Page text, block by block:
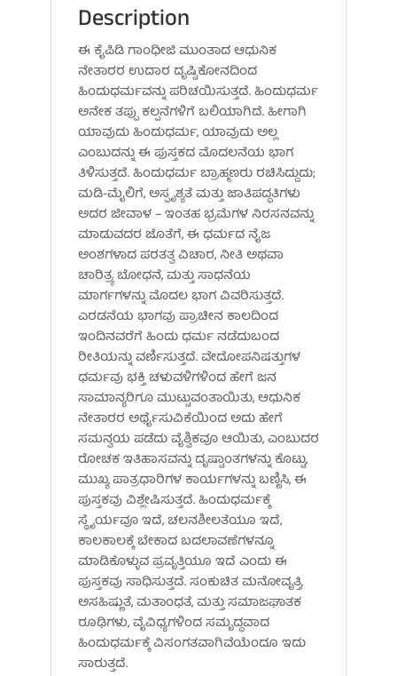
Description
ಈ ಕೈಪಿಡಿ ಗಾಂಧೀಜಿ ಮುಂತಾದ ಆಧುನಿಕ
ನೇತಾರರ ಉದಾರ ದೃಷ್ಟಿಕೋನದಿಂದ
ಹಿಂದುಧರ್ಮವನ್ನು ಪರಿಚಯಿಸುತ್ತದೆ. ಹಿಂದುಧರ್ಮ
ಅನೇಕ ತಪ್ಪು ಕಲ್ಪನೆಗಳಿಗೆ ಬಲಿಯಾಗಿದೆ. ಹೀಗಾಗಿ
ಯಾವುದು ಹಿಂದುಧರ್ಮ, ಯಾವುದು ಅಲ್ಲ
ಎಂಬುದನ್ನು ಈ ಪುಸ್ತಕದ ಮೊದಲನೆಯ ಭಾಗ
ತಿಳಿಸುತ್ತದೆ. ಹಿಂದುಧರ್ಮ ಬ್ರಾಹ್ಮಣರು ರಚಿಸಿದ್ದುದು;
ಮಡಿ-ಮೈಲಿಗೆ, ಅಸ್ಪೃಶ್ಯತೆ ಮತ್ತು ಜಾತಿಪದ್ಧತಿಗಳು
ಅದರ ಜೀವಾಳ – ಇಂತಹ ಭ್ರಮೆಗಳ ನಿರಸನವನ್ನು
ಮಾಡುವದರ ಜೊತೆಗೆ, ಈ ಧರ್ಮದ ನೈಜ
ಅಂಶಗಳಾದ ಪರತತ್ವ ವಿಚಾರ, ನೀತಿ ಅಥವಾ
ಚಾರಿತ್ರ್ಯ ಬೋಧನೆ, ಮತ್ತು ಸಾಧನೆಯ
ಮಾರ್ಗಗಳನ್ನು ಮೊದಲ ಭಾಗ ವಿವರಿಸುತ್ತದೆ.
ಎರಡನೆಯ ಭಾಗವು ಪ್ರಾಚೀನ ಕಾಲದಿಂದ
ಇಂದಿನವರೆಗೆ ಹಿಂದು ಧರ್ಮ ನಡೆದುಬಂದ
ರೀತಿಯನ್ನು ವರ್ಣಿಸುತ್ತದೆ. ವೇದೋಪನಿಷತ್ತುಗಳ
ಧರ್ಮವು ಭಕ್ತಿ ಚಳುವಳಿಗಳಿಂದ ಹೇಗೆ ಜನ
ಸಾಮಾನ್ಯರಿಗೂ ಮುಟ್ಟುವಂತಾಯಿತು, ಆಧುನಿಕ
ನೇತಾರರ ಅರ್ಥೈಸುವಿಕೆಯಿಂದ ಅದು ಹೇಗೆ
ಸಮನ್ವಯ ಪಡೆದು ವೈಶ್ವಿಕವೂ ಆಯಿತು, ಎಂಬುದರ
ರೋಚಕ ಇತಿಹಾಸವನ್ನು ದೃಷ್ಟಾಂತಗಳನ್ನು ಕೊಟ್ಟು,
ಮುಖ್ಯ ಪಾತ್ರಧಾರಿಗಳ ಕಾರ್ಯಗಳನ್ನು ಬಣ್ಣಿಸಿ, ಈ
ಪುಸ್ತಕವು ವಿಶ್ಲೇಷಿಸುತ್ತದೆ. ಹಿಂದುಧರ್ಮಕ್ಕೆ
ಸ್ಥೈರ್ಯವೂ ಇದೆ, ಚಲನಶೀಲತೆಯೂ ಇದೆ,
ಕಾಲಕಾಲಕ್ಕೆ ಬೇಕಾದ ಬದಲಾವಣೆಗಳನ್ನೂ
ಮಾಡಿಕೊಳ್ಳುವ ಪ್ರವೃತ್ತಿಯೂ ಇದೆ ಎಂದು ಈ
ಪುಸ್ತಕವು ಸಾಧಿಸುತ್ತದೆ. ಸಂಕುಚಿತ ಮನೋವೃತ್ತಿ,
ಅಸಹಿಷ್ಣುತೆ, ಮತಾಂಧತೆ, ಮತ್ತು ಸಮಾಜಘಾತಕ
ರೂಢಿಗಳು, ವೈವಿಧ್ಯಗಳಿಂದ ಸಮೃದ್ಧವಾದ
ಹಿಂದುಧರ್ಮಕ್ಕೆ ವಿಸಂಗತವಾಗಿವೆಯೆಂದೂ ಇದು
ಸಾರುತ್ತದೆ.